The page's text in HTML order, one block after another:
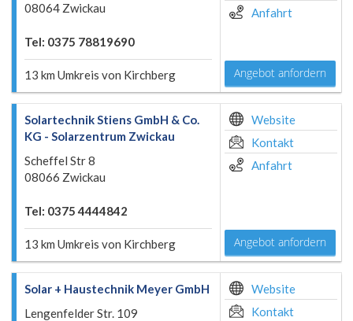
08064 Zwickau
Tel: 0375 78819690
13 km Umkreis von Kirchberg
Anfahrt
Angebot anfordern
Solartechnik Stiens GmbH & Co.
KG - Solarzentrum Zwickau
Scheffel Str 8
08066 Zwickau
Tel: 0375 4444842
13 km Umkreis von Kirchberg
Website
Kontakt
Anfahrt
Angebot anfordern
Solar + Haustechnik Meyer GmbH
Lengenfelder Str. 109
Website
Kontakt